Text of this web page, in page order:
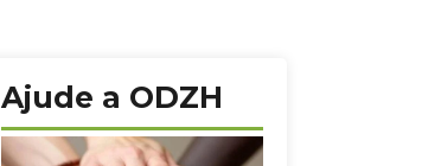
Ajude a ODZH